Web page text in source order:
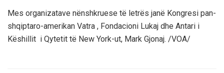
Mes organizatave nënshkruese të letrës janë Kongresi pan-
shqiptaro-amerikan Vatra , Fondacioni Lukaj dhe Antari i
Këshillit i Qytetit të New York-ut, Mark Gjonaj. /VOA/